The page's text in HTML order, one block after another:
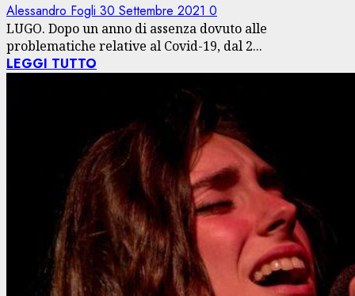
Alessandro Fogli 30 Settembre 2021 0
LUGO. Dopo un anno di assenza dovuto alle
problematiche relative al Covid-19, dal 2...
LEGGI TUTTO